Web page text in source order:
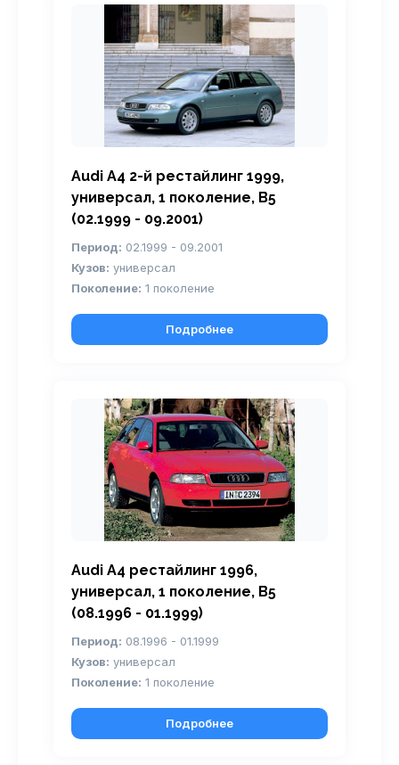
Audi A4 2-й рестайлинг 1999,
универсал, 1 поколение, B5
(02.1999 - 09.2001)
Период: 02.1999 - 09.2001
Кузов: универсал
Поколение: 1 поколение
Подробнее
Audi A4 рестайлинг 1996,
универсал, 1 поколение, B5
(08.1996 - 01.1999)
Период: 08.1996 - 01.1999
Кузов: универсал
Поколение: 1 поколение
Подробнее